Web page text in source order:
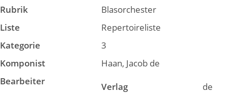
Rubrik
Blasorchester
Liste
Repertoireliste
Kategorie
3
Komponist
Haan, Jacob de
Bearbeiter
Verlag
de